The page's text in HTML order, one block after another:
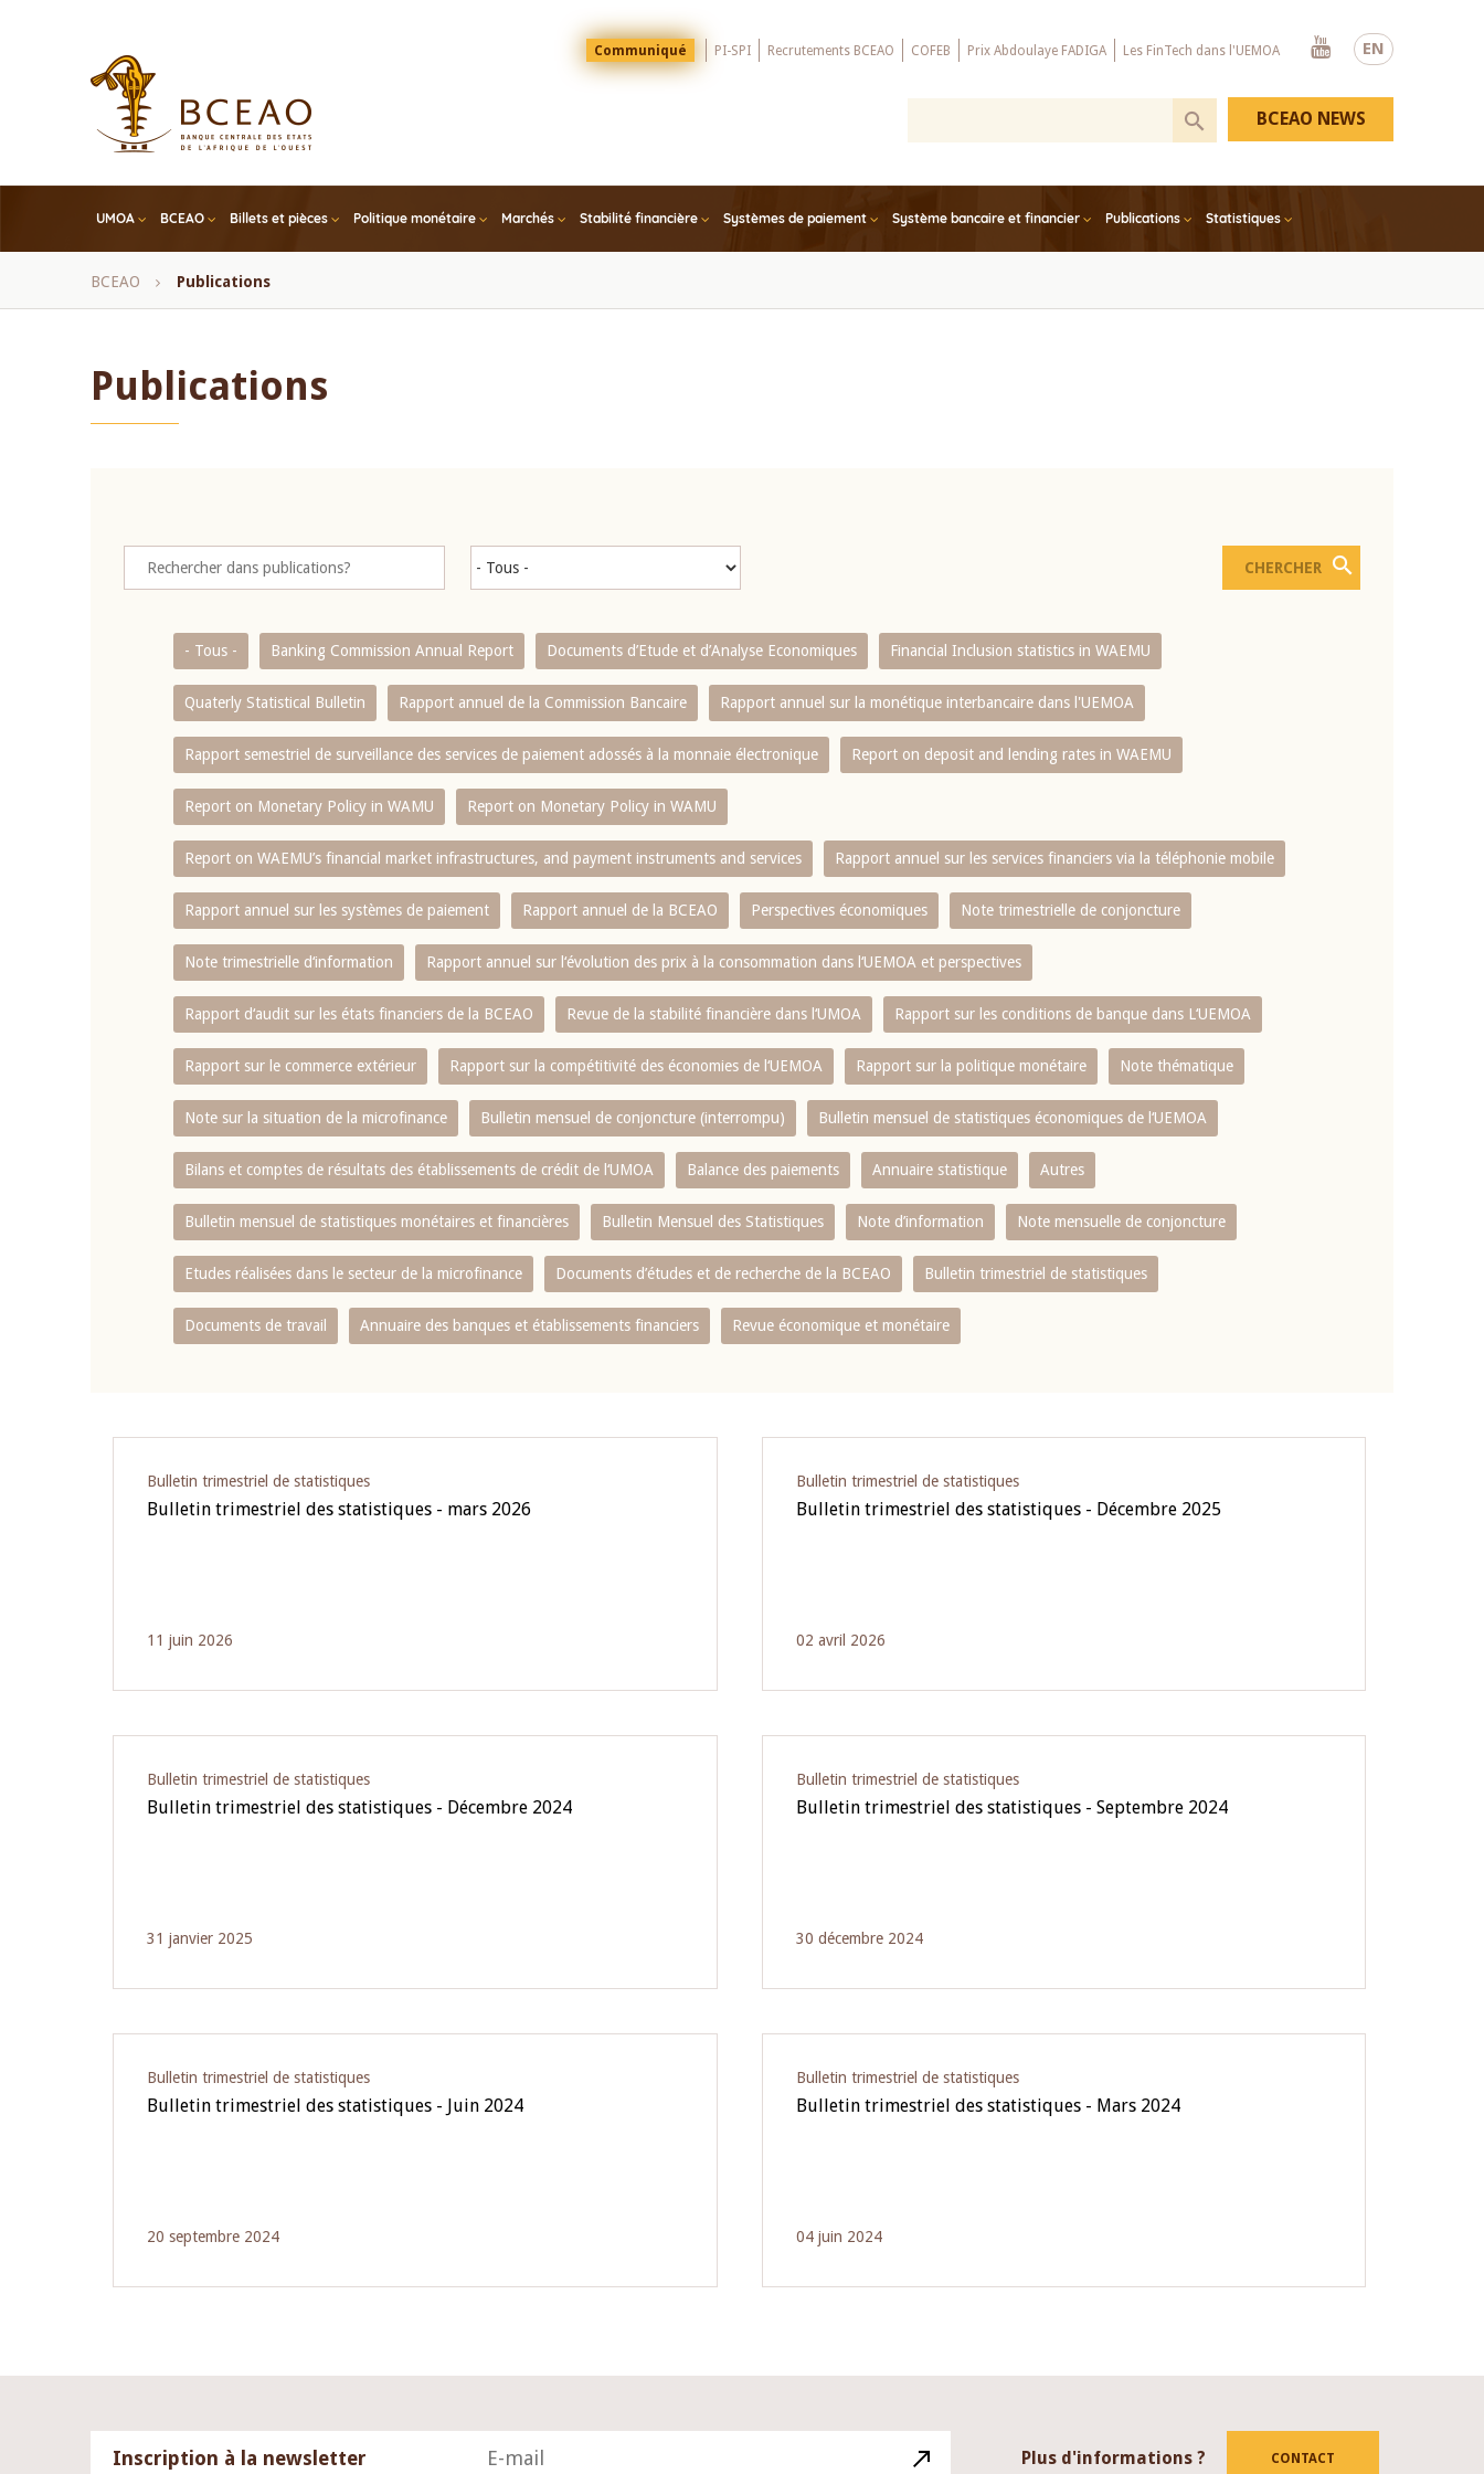
EN
Menu
Top
Communiqué PI-SPI Recrutements BCEAO COFEB Prix Abdoulaye FADIGA Les FinTech dans l'UEMOA
Youtube
UMOA BCEAO Billets et pièces Politique monétaire Marchés Stabilité financière Systèmes de paiement Système bancaire et financier Publications Statistiques
BCEAO NEWS
Fil
BCEAO Publications
Publications
- Tous - Banking Commission Annual Report Documents d’Etude et d’Analyse Economiques Financial Inclusion statistics in WAEMU
Quaterly Statistical Bulletin Rapport annuel de la Commission Bancaire Rapport annuel sur la monétique interbancaire dans l'UEMOA
Rapport semestriel de surveillance des services de paiement adossés à la monnaie électronique Report on deposit and lending rates in WAEMU
Report on Monetary Policy in WAMU Report on Monetary Policy in WAMU
Report on WAEMU’s financial market infrastructures, and payment instruments and services Rapport annuel sur les services financiers via la téléphonie mobile
Rapport annuel sur les systèmes de paiement Rapport annuel de la BCEAO Perspectives économiques Note trimestrielle de conjoncture
Note trimestrielle d‘information Rapport annuel sur l‘évolution des prix à la consommation dans l‘UEMOA et perspectives
Rapport d‘audit sur les états financiers de la BCEAO Revue de la stabilité financière dans l‘UMOA Rapport sur les conditions de banque dans L‘UEMOA
Rapport sur le commerce extérieur Rapport sur la compétitivité des économies de l‘UEMOA Rapport sur la politique monétaire Note thématique
Note sur la situation de la microfinance Bulletin mensuel de conjoncture (interrompu) Bulletin mensuel de statistiques économiques de l‘UEMOA
Bilans et comptes de résultats des établissements de crédit de l‘UMOA Balance des paiements Annuaire statistique Autres
Bulletin mensuel de statistiques monétaires et financières Bulletin Mensuel des Statistiques Note d’information Note mensuelle de conjoncture
Etudes réalisées dans le secteur de la microfinance Documents d’études et de recherche de la BCEAO Bulletin trimestriel de statistiques
Documents de travail Annuaire des banques et établissements financiers Revue économique et monétaire
Bulletin trimestriel de statistiques
Bulletin trimestriel des statistiques - mars 2026
11 juin 2026
Bulletin trimestriel de statistiques
Bulletin trimestriel des statistiques - Décembre 2025
02 avril 2026
Bulletin trimestriel de statistiques
Bulletin trimestriel des statistiques - Décembre 2024
31 janvier 2025
Bulletin trimestriel de statistiques
Bulletin trimestriel des statistiques - Septembre 2024
30 décembre 2024
Bulletin trimestriel de statistiques
Bulletin trimestriel des statistiques - Juin 2024
20 septembre 2024
Bulletin trimestriel de statistiques
Bulletin trimestriel des statistiques - Mars 2024
04 juin 2024
Inscription à la newsletter Plus d'informations ? CONTACT